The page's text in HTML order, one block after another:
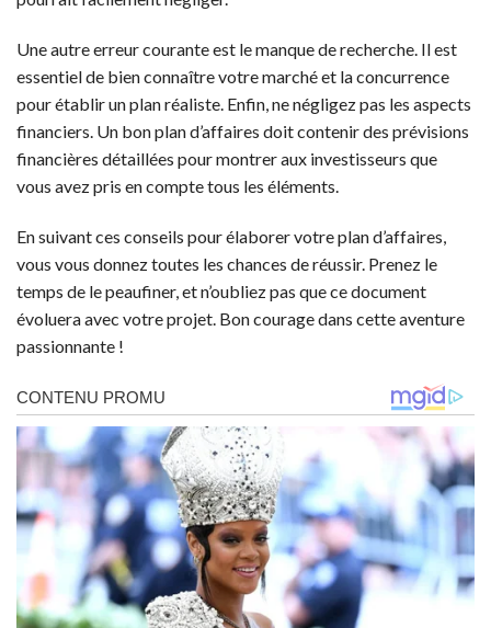
Une autre erreur courante est le manque de recherche. Il est
essentiel de bien connaître votre marché et la concurrence
pour établir un plan réaliste. Enfin, ne négligez pas les aspects
financiers. Un bon plan d’affaires doit contenir des prévisions
financières détaillées pour montrer aux investisseurs que
vous avez pris en compte tous les éléments.
En suivant ces conseils pour élaborer votre plan d’affaires,
vous vous donnez toutes les chances de réussir. Prenez le
temps de le peaufiner, et n’oubliez pas que ce document
évoluera avec votre projet. Bon courage dans cette aventure
passionnante !